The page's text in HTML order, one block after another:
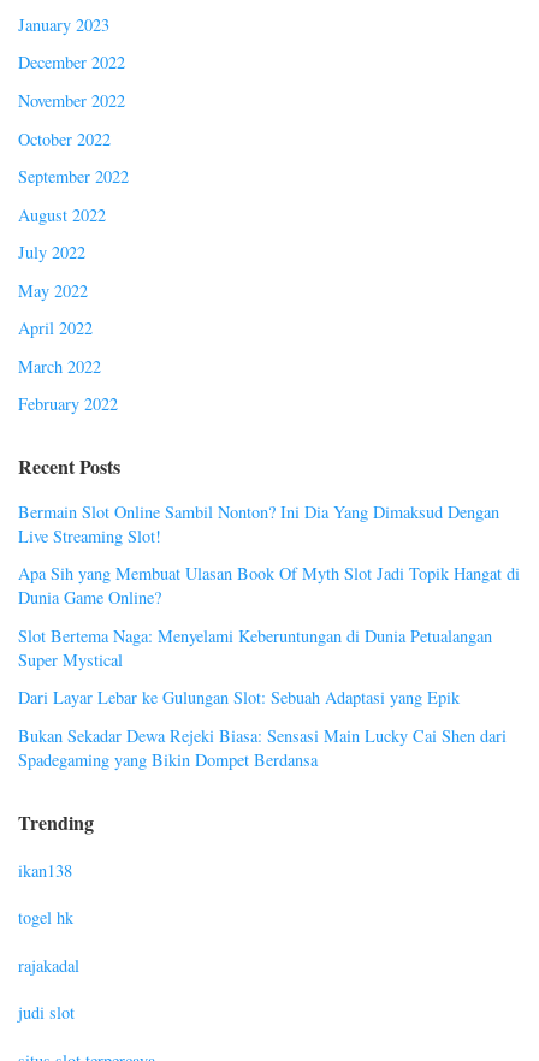
January 2023
December 2022
November 2022
October 2022
September 2022
August 2022
July 2022
May 2022
April 2022
March 2022
February 2022
Recent Posts
Bermain Slot Online Sambil Nonton? Ini Dia Yang Dimaksud Dengan
Live Streaming Slot!
Apa Sih yang Membuat Ulasan Book Of Myth Slot Jadi Topik Hangat di
Dunia Game Online?
Slot Bertema Naga: Menyelami Keberuntungan di Dunia Petualangan
Super Mystical
Dari Layar Lebar ke Gulungan Slot: Sebuah Adaptasi yang Epik
Bukan Sekadar Dewa Rejeki Biasa: Sensasi Main Lucky Cai Shen dari
Spadegaming yang Bikin Dompet Berdansa
Trending
ikan138
togel hk
rajakadal
judi slot